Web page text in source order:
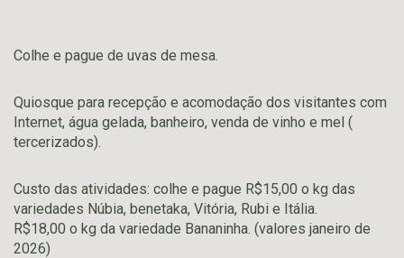
Colhe e pague de uvas de mesa.
Quiosque para recepção e acomodação dos visitantes com
Internet, água gelada, banheiro, venda de vinho e mel (
tercerizados).
Custo das atividades: colhe e pague R$15,00 o kg das
variedades Núbia, benetaka, Vitória, Rubi e Itália.
R$18,00 o kg da variedade Bananinha. (valores janeiro de
2026)